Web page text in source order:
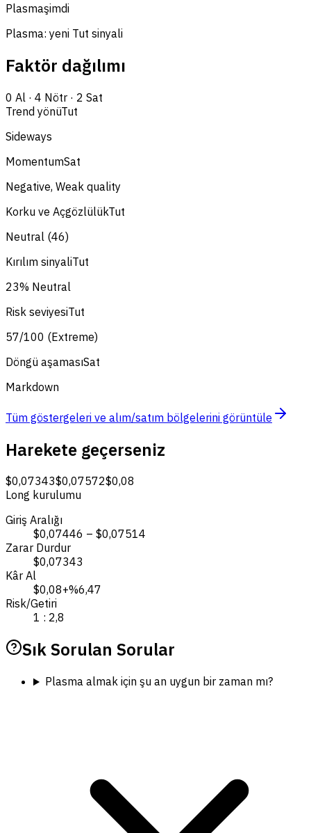
Plasmaşimdi
Plasma: yeni Tut sinyali
Faktör dağılımı
0 Al · 4 Nötr · 2 Sat
Trend yönüTut
Sideways
MomentumSat
Negative, Weak quality
Korku ve AçgözlülükTut
Neutral (46)
Kırılım sinyaliTut
23% Neutral
Risk seviyesiTut
57/100 (Extreme)
Döngü aşamasıSat
Markdown
Tüm göstergeleri ve alım/satım bölgelerini görüntüle
Harekete geçerseniz
$0,07343$0,07572$0,08
Long kurulumu
Giriş Aralığı
$0,07446 – $0,07514
Zarar Durdur
$0,07343
Kâr Al
$0,08+%6,47
Risk/Getiri
1 : 2,8
Sık Sorulan Sorular
Plasma almak için şu an uygun bir zaman mı?